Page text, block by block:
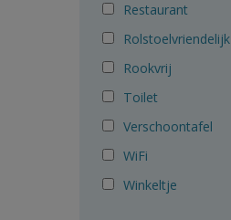
Restaurant
Rolstoelvriendelijk
Rookvrij
Toilet
Verschoontafel
WiFi
Winkeltje